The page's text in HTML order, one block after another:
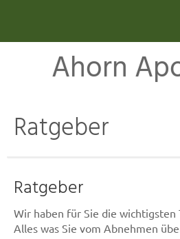
Ahorn
Ratgeber
Ratgeber
Wir haben für Sie die
Alles was Sie vom Abnehmen